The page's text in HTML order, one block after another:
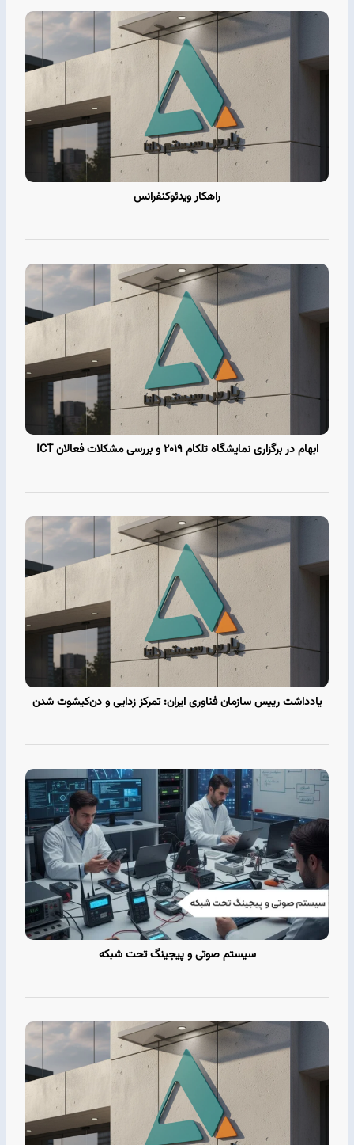
راهکار ویدئوکنفرانس
ابهام در برگزاری نمایشگاه تلکام 2019 و بررسی مشکلات فعالان ICT
یادداشت رییس سازمان فناوری ایران: تمرکز‌ زدایی و دن‌کیشوت‌ شدن
سیستم صوتی و پیجینگ تحت شبکه